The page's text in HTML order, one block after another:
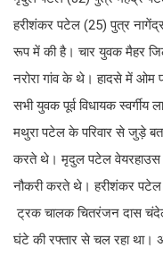
हरीशंकर पटेल (25) पुत्र
रूप में की है। चार युवक मैहर
नरोरा गांव के थे। हादसे में ओम
सभी युवक पूर्व विधायक स्वर्गीय
मथुरा पटेल के परिवार से जुड़े
करते थे। मृदुल पटेल
नौकरी करते थे। हरीशंकर
ट्रक चालक चितरंजन दास
घंटे की रफ्तार से चल रहा